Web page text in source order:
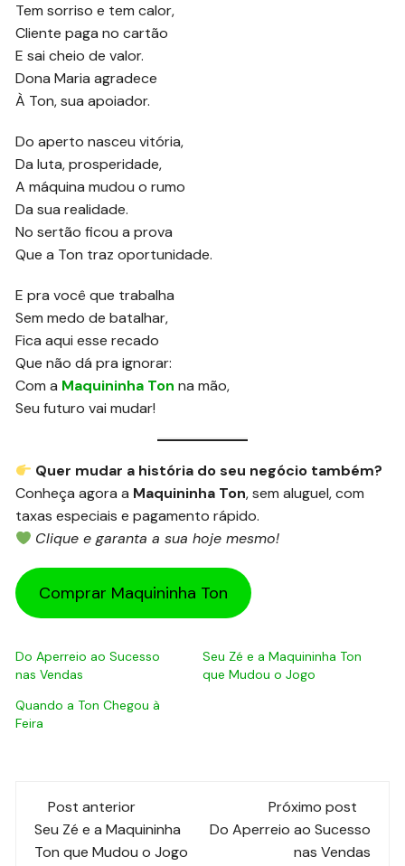
Tem sorriso e tem calor,
Cliente paga no cartão
E sai cheio de valor.
Dona Maria agradece
À Ton, sua apoiador.
Do aperto nasceu vitória,
Da luta, prosperidade,
A máquina mudou o rumo
Da sua realidade.
No sertão ficou a prova
Que a Ton traz oportunidade.
E pra você que trabalha
Sem medo de batalhar,
Fica aqui esse recado
Que não dá pra ignorar:
Com a Maquininha Ton na mão,
Seu futuro vai mudar!
Quer mudar a história do seu negócio também?
Conheça agora a Maquininha Ton, sem aluguel, com
taxas especiais e pagamento rápido.
Clique e garanta a sua hoje mesmo!
Comprar Maquininha Ton
Do Aperreio ao Sucesso
nas Vendas
Seu Zé e a Maquininha Ton
que Mudou o Jogo
Quando a Ton Chegou à
Feira
Post anterior
Seu Zé e a Maquininha
Ton que Mudou o Jogo
Próximo post
Do Aperreio ao Sucesso
nas Vendas